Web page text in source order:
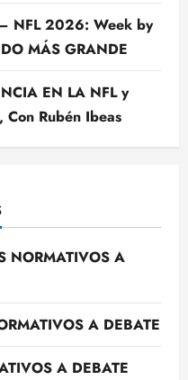
NFL 2026: Week by
MÁS GRANDE
EN LA NFL y
Con Rubén Ibeas
NORMATIVOS A
A DEBATE
A DEBATE